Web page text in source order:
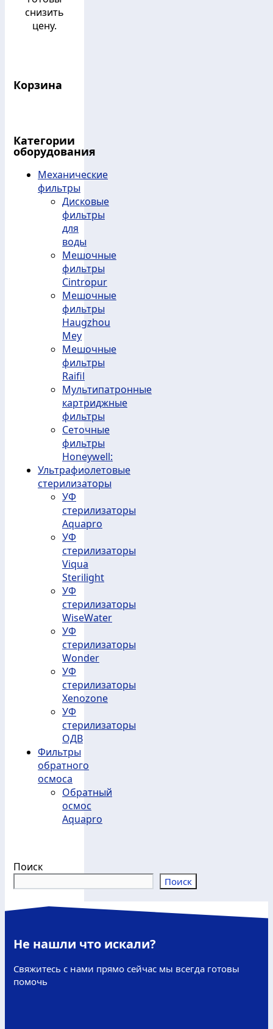
снизить
цену.
Корзина
Категории
оборудования
Механические
фильтры
Дисковые
фильтры
для
воды
Мешочные
фильтры
Cintropur
Мешочные
фильтры
Haugzhou
Mey
Мешочные
фильтры
Raifil
Мультипатронные
картриджные
фильтры
Сеточные
фильтры
Honeywell:
Ультрафиолетовые
стерилизаторы
УФ
стерилизаторы
Aquapro
УФ
стерилизаторы
Viqua
Sterilight
УФ
стерилизаторы
WiseWater
УФ
стерилизаторы
Wonder
УФ
стерилизаторы
Xenozone
УФ
стерилизаторы
ОДВ
Фильтры
обратного
осмоса
Обратный
осмос
Aquapro
Поиск
Поиск
Не нашли что искали?
Свяжитесь с нами прямо сейчас мы всегда готовы
помочь